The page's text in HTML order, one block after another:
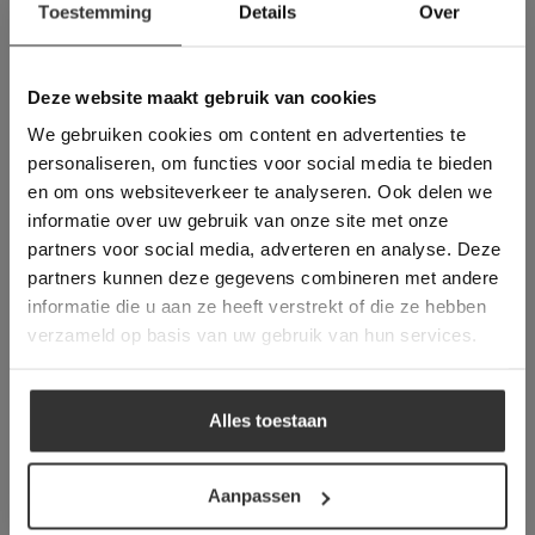
Toestemming Details Over
Deze website maakt gebruik van cookies
We gebruiken cookies om content en advertenties te
personaliseren, om functies voor social media te bieden
en om ons websiteverkeer te analyseren. Ook delen we
informatie over uw gebruik van onze site met onze
partners voor social media, adverteren en analyse. Deze
partners kunnen deze gegevens combineren met andere
informatie die u aan ze heeft verstrekt of die ze hebben
verzameld op basis van uw gebruik van hun services.
Alles toestaan
Aanpassen
Meer dan 500 m2 showroom
Deze website maakt
gebruik van cookies.
This Cookie Banner was deleted and is no
longer working. Please contact the website
administrator.
Deze website gebruikt cookies om de
gebruikerservaring te verbeteren. Door
gebruik te maken van onze website geeft u
toestemming voor alle cookies in
overeenstemming met ons cookiebeleid.Lees
verder
ALLES ACCEPTEREN
ALLES AFWIJZEN
DETAILS WEERGEVEN